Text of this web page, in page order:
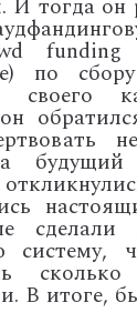
И тогда он
по
будущий
сделали
В итоге,